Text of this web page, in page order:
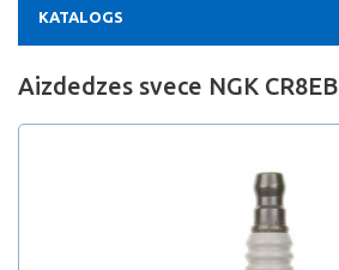
KATALOGS
Aizdedzes svece NGK CR8EB